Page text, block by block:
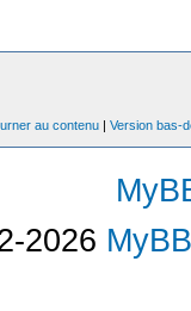
au contenu |Version bas-
2026